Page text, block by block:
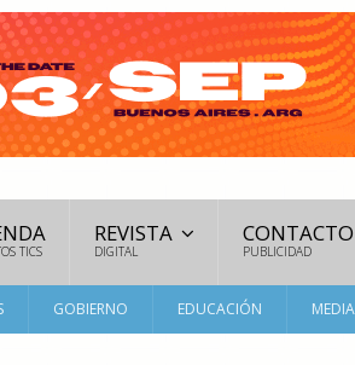
TICS
REVISTA
DIGITAL
CONTACTO
PUBLICIDAD
GOBIERNO EDUCACIÓN